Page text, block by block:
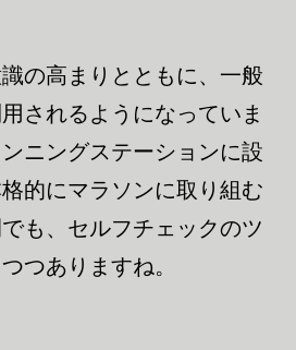
の高まりとともに、一般
されるようになっていま
ニングステーションに設
的にマラソンに取り組む
も、セルフチェックのツ
つありますね。